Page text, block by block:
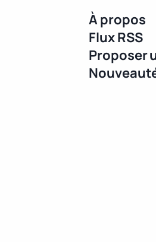
À propos
Flux RSS
Proposer